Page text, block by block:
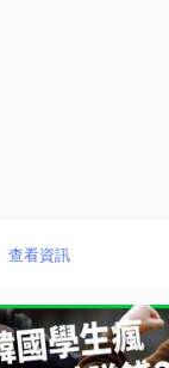
查看資訊